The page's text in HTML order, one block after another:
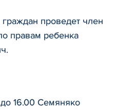
проведет член
правам ребенка
16.00 Семяняко